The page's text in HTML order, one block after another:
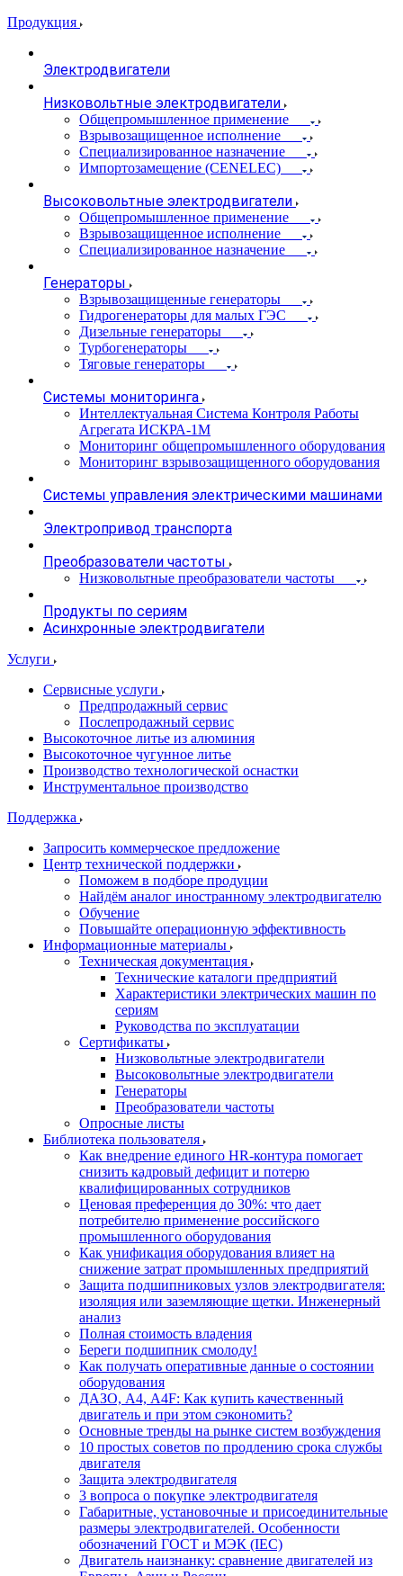
Продукция
Электродвигатели
Низковольтные электродвигатели
Общепромышленное применение
Взрывозащищенное исполнение
Специализированное назначение
Импортозамещение (CENELEC)
Высоковольтные электродвигатели
Общепромышленное применение
Взрывозащищенное исполнение
Специализированное назначение
Генераторы
Взрывозащищенные генераторы
Гидрогенераторы для малых ГЭС
Дизельные генераторы
Турбогенераторы
Тяговые генераторы
Системы мониторинга
Интеллектуальная Система Контроля Работы
Агрегата ИСКРА-1М
Мониторинг общепромышленного оборудования
Мониторинг взрывозащищенного оборудования
Системы управления электрическими машинами
Электропривод транспорта
Преобразователи частоты
Низковольтные преобразователи частоты
Продукты по сериям
Асинхронные электродвигатели
Услуги
Сервисные услуги
Предпродажный сервис
Послепродажный сервис
Высокоточное литье из алюминия
Высокоточное чугунное литье
Производство технологической оснастки
Инструментальное производство
Поддержка
Запросить коммерческое предложение
Центр технической поддержки
Поможем в подборе продуции
Найдём аналог иностранному электродвигателю
Обучение
Повышайте операционную эффективность
Информационные материалы
Техническая документация
Технические каталоги предприятий
Характеристики электрических машин по
сериям
Руководства по эксплуатации
Сертификаты
Низковольтные электродвигатели
Высоковольтные электродвигатели
Генераторы
Преобразователи частоты
Опросные листы
Библиотека пользователя
Как внедрение единого HR-контура помогает
снизить кадровый дефицит и потерю
квалифицированных сотрудников
Ценовая преференция до 30%: что дает
потребителю применение российского
промышленного оборудования
Как унификация оборудования влияет на
снижение затрат промышленных предприятий
Защита подшипниковых узлов электродвигателя:
изоляция или заземляющие щетки. Инженерный
анализ
Полная стоимость владения
Береги подшипник смолоду!
Как получать оперативные данные о состоянии
оборудования
ДАЗО, А4, А4F: Как купить качественный
двигатель и при этом сэкономить?
Основные тренды на рынке систем возбуждения
10 простых советов по продлению срока службы
двигателя
Защита электродвигателя
3 вопроса о покупке электродвигателя
Габаритные, установочные и присоединительные
размеры электродвигателей. Особенности
обозначений ГОСТ и МЭК (IEC)
Двигатель наизнанку: сравнение двигателей из